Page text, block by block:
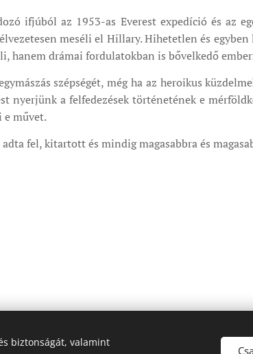
ifjúból az 1953-as Everest expedíció és az
meséli el Hillary. Hihetetlen és
hanem drámai fordulatokban is bővelkedő
szépségét, még ha az heroikus
nyerjünk a felfedezések történetének e
e művet.
fel, kitartott és mindig magasabbra és
© 2025 a Magyar Léptek oldala. Minden jog fenntartva.
biztonságát, valamint